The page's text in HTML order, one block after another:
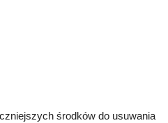
środków do usuwania